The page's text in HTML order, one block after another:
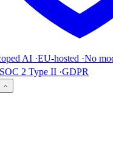
AI ·EU-hosted ·No
SOC 2 Type II ·GDPR